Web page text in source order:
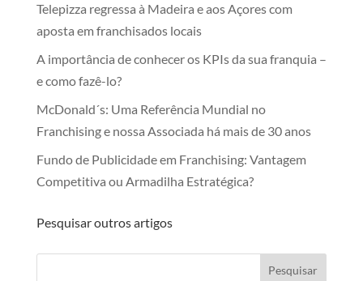
Telepizza regressa à Madeira e aos Açores com
aposta em franchisados locais
A importância de conhecer os KPIs da sua franquia –
e como fazê-lo?
McDonald´s: Uma Referência Mundial no
Franchising e nossa Associada há mais de 30 anos
Fundo de Publicidade em Franchising: Vantagem
Competitiva ou Armadilha Estratégica?
Pesquisar outros artigos
Pesquisar